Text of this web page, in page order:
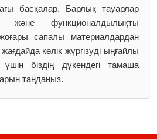
басқалар. Барлық тауарлар
және функционалдылықты
сапалы материалдардан
көлік жүргізуді ыңғайлы
біздің дүкендегі тамаша
таңдаңыз.